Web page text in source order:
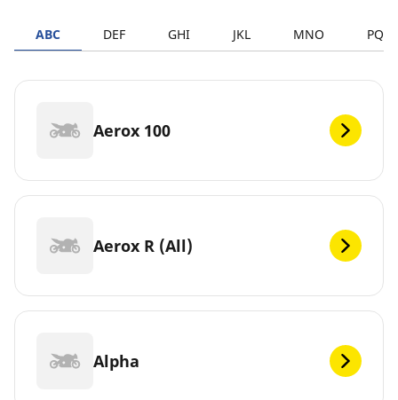
ABC DEF GHI JKL MNO PQRS
Aerox 100
Aerox R (All)
Alpha